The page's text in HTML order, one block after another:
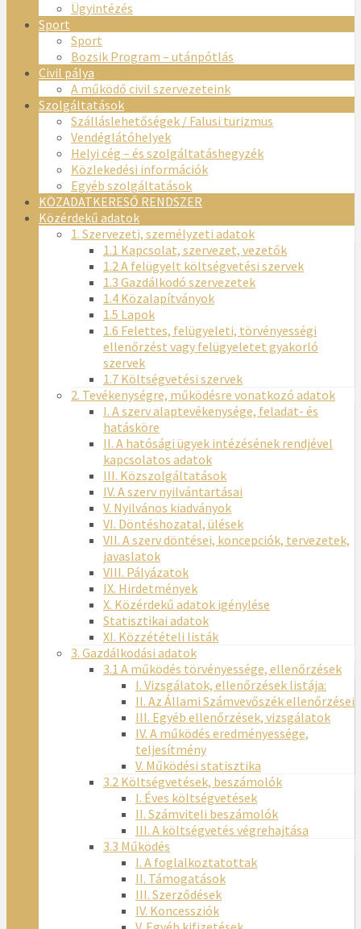
Ügyintézés
Sport
Sport
Bozsik Program – utánpótlás
Civil pálya
A működő civil szervezeteink
Szolgáltatások
Szálláslehetőségek / Falusi turizmus
Vendéglátóhelyek
Helyi cég – és szolgáltatáshegyzék
Közlekedési információk
Egyéb szolgáltatások
KÖZADATKERESŐ RENDSZER
Közérdekű adatok
1. Szervezeti, személyzeti adatok
1.1 Kapcsolat, szervezet, vezetők
1.2 A felügyelt költségvetési szervek
1.3 Gazdálkodó szervezetek
1.4 Közalapítványok
1.5 Lapok
1.6 Felettes, felügyeleti, törvényességi
ellenőrzést vagy felügyeletet gyakorló
szervek
1.7 Költségvetési szervek
2. Tevékenységre, működésre vonatkozó adatok
I. A szerv alaptevékenysége, feladat- és
hatásköre
II. A hatósági ügyek intézésének rendjével
kapcsolatos adatok
III. Közszolgáltatások
IV. A szerv nyilvántartásai
V. Nyilvános kiadványok
VI. Döntéshozatal, ülések
VII. A szerv döntései, koncepciók, tervezetek,
javaslatok
VIII. Pályázatok
IX. Hirdetmények
X. Közérdekű adatok igénylése
Statisztikai adatok
XI. Közzétételi listák
3. Gazdálkodási adatok
3.1 A működés törvényessége, ellenőrzések
I. Vizsgálatok, ellenőrzések listája:
II. Az Állami Számvevőszék ellenőrzései
III. Egyéb ellenőrzések, vizsgálatok
IV. A működés eredményessége,
teljesítmény
V. Működési statisztika
3.2 Költségvetések, beszámolók
I. Éves költségvetések
II. Számviteli beszámolók
III. A költségvetés végrehajtása
3.3 Működés
I. A foglalkoztatottak
II. Támogatások
III. Szerződések
IV. Koncessziók